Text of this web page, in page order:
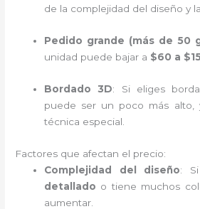
de la complejidad del diseño y
Pedido grande (más de 50
unidad puede bajar a $60 a
Bordado 3D: Si eliges
puede ser un poco más alto,
técnica especial.
Factores que afectan el precio:
Complejidad del diseño:
detallado o tiene muchos
aumentar.